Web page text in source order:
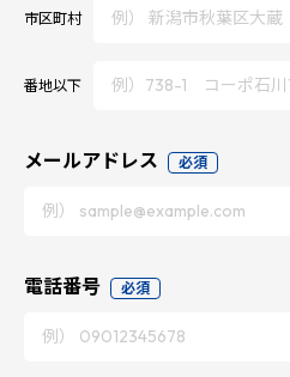
市区町村
番地以下
メールアドレス 必須
電話番号 必須